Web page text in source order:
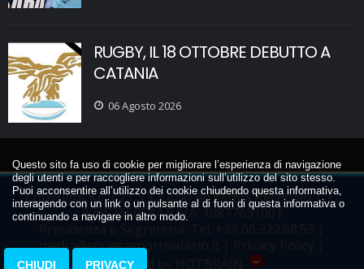
RUGBY, IL 18 OTTOBRE DEBUTTO A
CATANIA
06 Agosto 2026
Questo sito fa uso di cookie per migliorare l’esperienza di navigazione
degli utenti e per raccogliere informazioni sull’utilizzo del sito stesso.
Puoi acconsentire all’utilizzo dei cookie chiudendo questa informativa,
interagendo con un link o un pulsante al di fuori di questa informativa o
continuando a navigare in altro modo.
CHIUDI PRIVACY
Copyright © 2021 S.S. Lazio All Rights Reserved. C.F.:
97053550584 P.IVA: 10877631001
media@societasportivalazio.it
Powered by HOTBRAIN